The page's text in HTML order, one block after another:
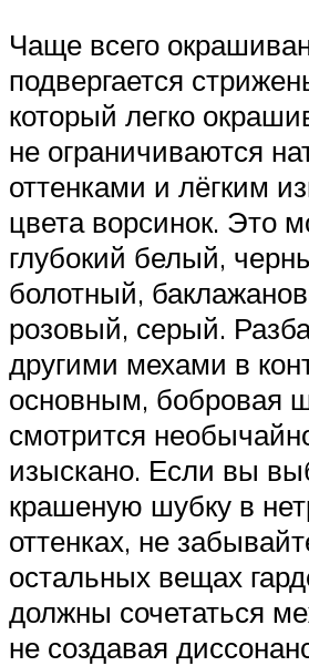
Чаще всего
подвергается
который легко
не ограничиваются
оттенками и лёгким
цвета ворсинок. Это
глубокий белый,
болотный,
розовый, серый.
другими мехами в
основным, бобровая
смотрится
изыскано. Если вы
крашеную шубку в
оттенках, не
остальных вещах
должны сочетаться
не создавая